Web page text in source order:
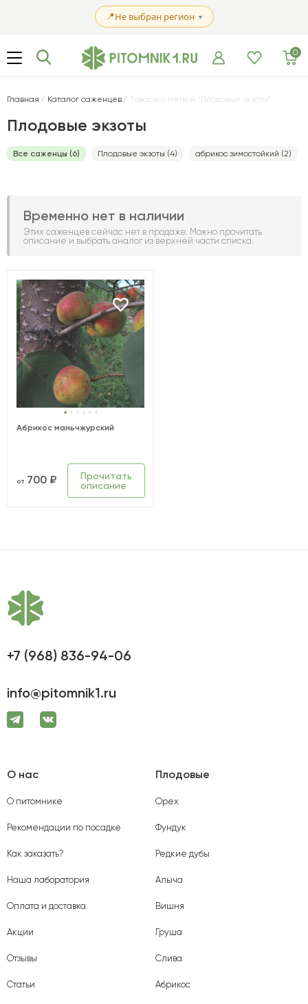
📍Не выбран регион ▼
0
Главная Каталог саженцев Товары с меткой “Плодовые экзоты”
Плодовые экзоты
Все саженцы (6) Плодовые экзоты (4) абрикос зимостойкий (2)
Временно нет в наличии
Этих саженцев сейчас нет в продаже. Можно прочитать
описание и выбрать аналог из верхней части списка.
Абрикос маньчжурский
от 700 ₽
Прочитать
описание
+7 (968) 836-94-06
info@pitomnik1.ru
О нас
О питомнике
Рекомендации по посадке
Как заказать?
Наша лаборатория
Оплата и доставка
Акции
Отзывы
Статьи
Плодовые
Орех
Фундук
Редкие дубы
Алыча
Вишня
Груша
Слива
Абрикос